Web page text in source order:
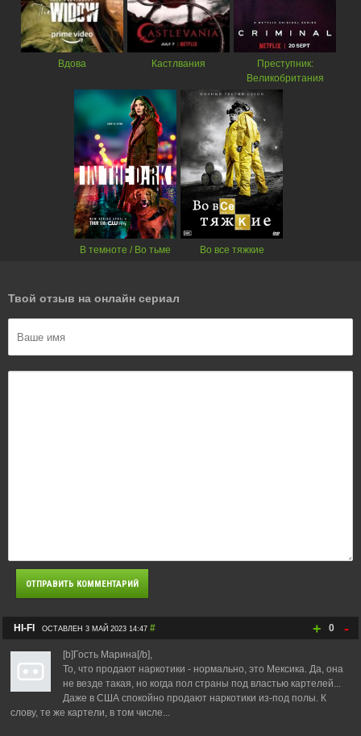
Вдова Кастлвания
Преступник:
Великобритания
В темноте / Во тьме Во все тяжкие
Твой отзыв на онлайн сериал
+ 0 -
HI-FI ОСТАВЛЕН 3 МАЙ 2023 14:47 #
[b]Гость Марина[/b],
То, что продают наркотики - нормально, это Мексика. Да, она
не везде такая, но когда пол страны под властью картелей...
Даже в США спокойно продают наркотики из-под полы. К
слову, те же картели, в том числе...